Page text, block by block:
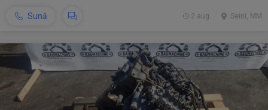
Sună Seini, MM
2 aug.